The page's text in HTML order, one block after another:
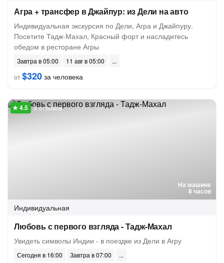
Агра + трансфер в Джайпур: из Дели на авто
Индивидуальная экскурсия по Дели, Агра и Джайпуру.
Посетите Тадж-Махал, Красный форт и насладитесь
обедом в ресторане Агры
Завтра в 05:00
11 авг в 05:00
от$320 за человека
На машине
8 часов
9 отзывов
Индивидуальная
Любовь с первого взгляда - Тадж-Махал
Увидеть символы Индии - в поездке из Дели в Агру
Сегодня в 16:00
Завтра в 07:00